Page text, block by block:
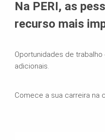
Na PERI, as
recurso mais
Oportunidades de
adicionais.
Comece a sua carreira na